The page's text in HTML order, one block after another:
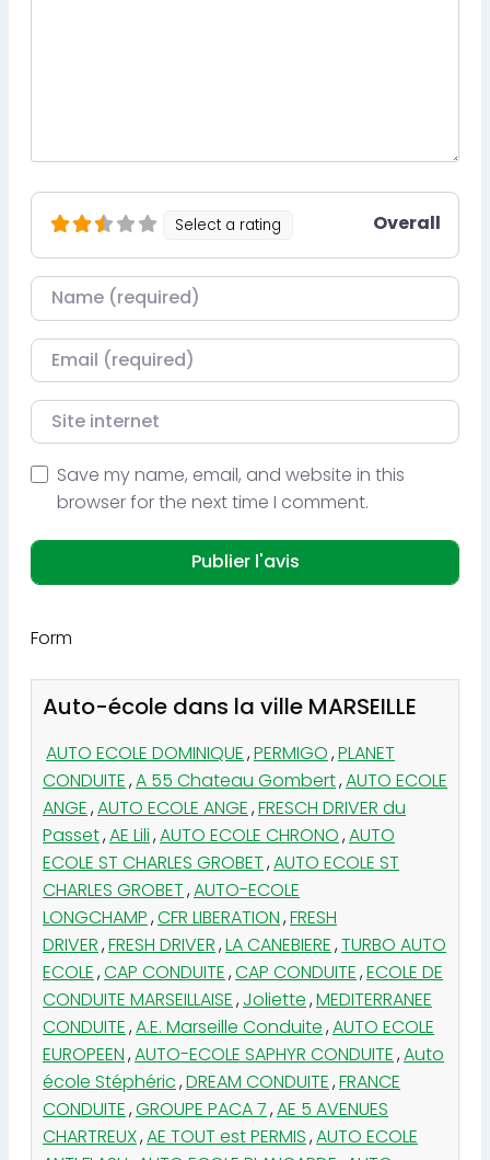
Select a rating Overall
Nom
Courriel
Site internet
Save my name, email, and website in this
browser for the next time I comment.
Form
Auto-école dans la ville MARSEILLE
AUTO ECOLE DOMINIQUE,PERMIGO,PLANET
CONDUITE,A 55 Chateau Gombert,AUTO ECOLE
ANGE,AUTO ECOLE ANGE,FRESCH DRIVER du
Passet,AE Lili,AUTO ECOLE CHRONO,AUTO
ECOLE ST CHARLES GROBET,AUTO ECOLE ST
CHARLES GROBET,AUTO-ECOLE
LONGCHAMP,CFR LIBERATION,FRESH
DRIVER,FRESH DRIVER,LA CANEBIERE,TURBO AUTO
ECOLE,CAP CONDUITE,CAP CONDUITE,ECOLE DE
CONDUITE MARSEILLAISE,Joliette,MEDITERRANEE
CONDUITE,A.E. Marseille Conduite,AUTO ECOLE
EUROPEEN,AUTO-ECOLE SAPHYR CONDUITE,Auto
école Stéphéric,DREAM CONDUITE,FRANCE
CONDUITE,GROUPE PACA 7,AE 5 AVENUES
CHARTREUX,AE TOUT est PERMIS,AUTO ECOLE